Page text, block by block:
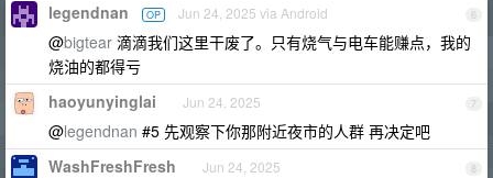
6
legendnan OP Jun 24, 2025 via Android
@bigtear 滴滴我们这里干废了。只有烧气与电车能赚点，我的
烧油的都得亏
7
haoyunyinglai Jun 24, 2025
@legendnan #5 先观察下你那附近夜市的人群 再决定吧
8
WashFreshFresh Jun 24, 2025